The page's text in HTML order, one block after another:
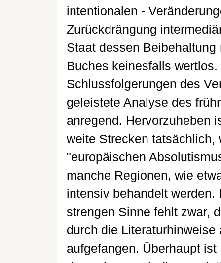
intentionalen -
Zurückdrängung
Staat dessen
Buches keinesfalls
Schlussfolgerungen des
geleistete Analyse des
anregend. Hervorzuheben
weite Strecken tatsächlich,
"europäischen
manche Regionen, wie
intensiv behandelt
strengen Sinne fehlt zwar,
durch die
aufgefangen. Überhaupt